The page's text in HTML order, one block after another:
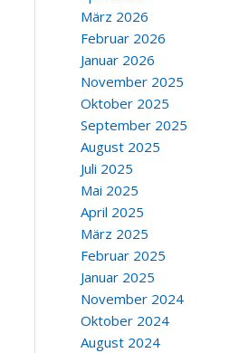
März 2026
Februar 2026
Januar 2026
November 2025
Oktober 2025
September 2025
August 2025
Juli 2025
Mai 2025
April 2025
März 2025
Februar 2025
Januar 2025
November 2024
Oktober 2024
August 2024